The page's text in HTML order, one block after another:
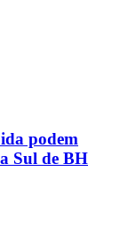
podem
Sul de BH